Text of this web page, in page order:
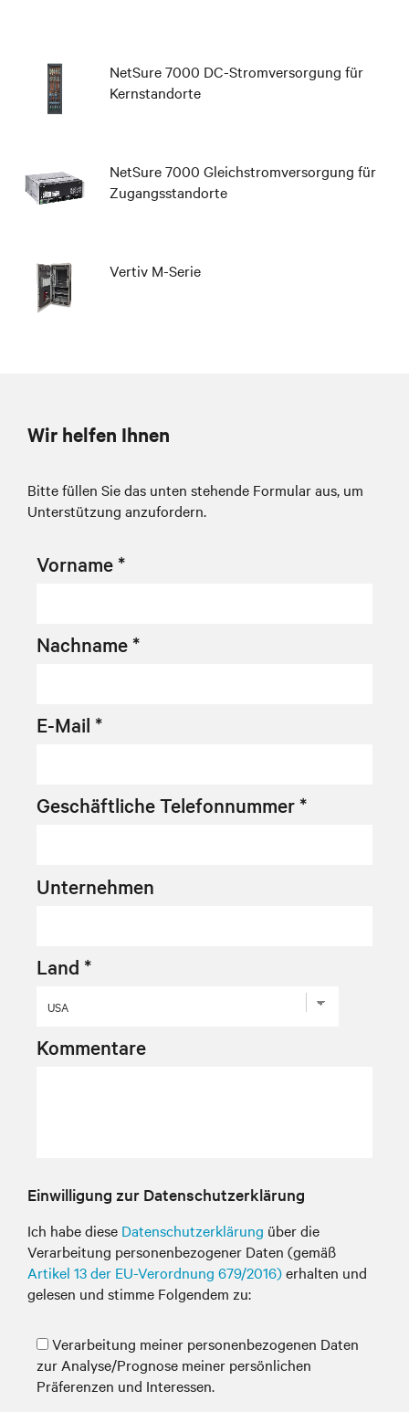
NetSure 7000 DC-Stromversorgung für
Kernstandorte
NetSure 7000 Gleichstromversorgung für
Zugangsstandorte
Vertiv M-Serie
Wir helfen Ihnen
Bitte füllen Sie das unten stehende Formular aus, um
Unterstützung anzufordern.
Vorname *
Nachname *
E-Mail *
Geschäftliche Telefonnummer *
Unternehmen
Land *
Kommentare
Einwilligung zur Datenschutzerklärung
Ich habe diese Datenschutzerklärung über die
Verarbeitung personenbezogener Daten (gemäß
Artikel 13 der EU-Verordnung 679/2016)erhalten und
gelesen und stimme Folgendem zu:
Verarbeitung meiner personenbezogenen Daten
zur Analyse/Prognose meiner persönlichen
Präferenzen und Interessen.